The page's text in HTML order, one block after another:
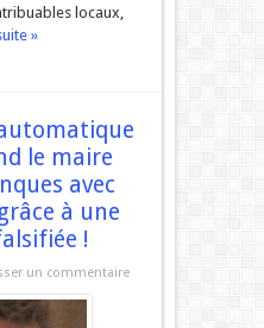
locaux,
»
le maire
avec
à une
!
un commentaire